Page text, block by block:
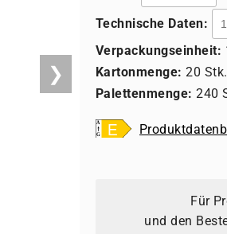
❯
Technische Daten:
Verpackungseinheit:
Kartonmenge: 20 Stk.
Palettenmenge: 240
Für
und den